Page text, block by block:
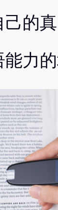
的
力